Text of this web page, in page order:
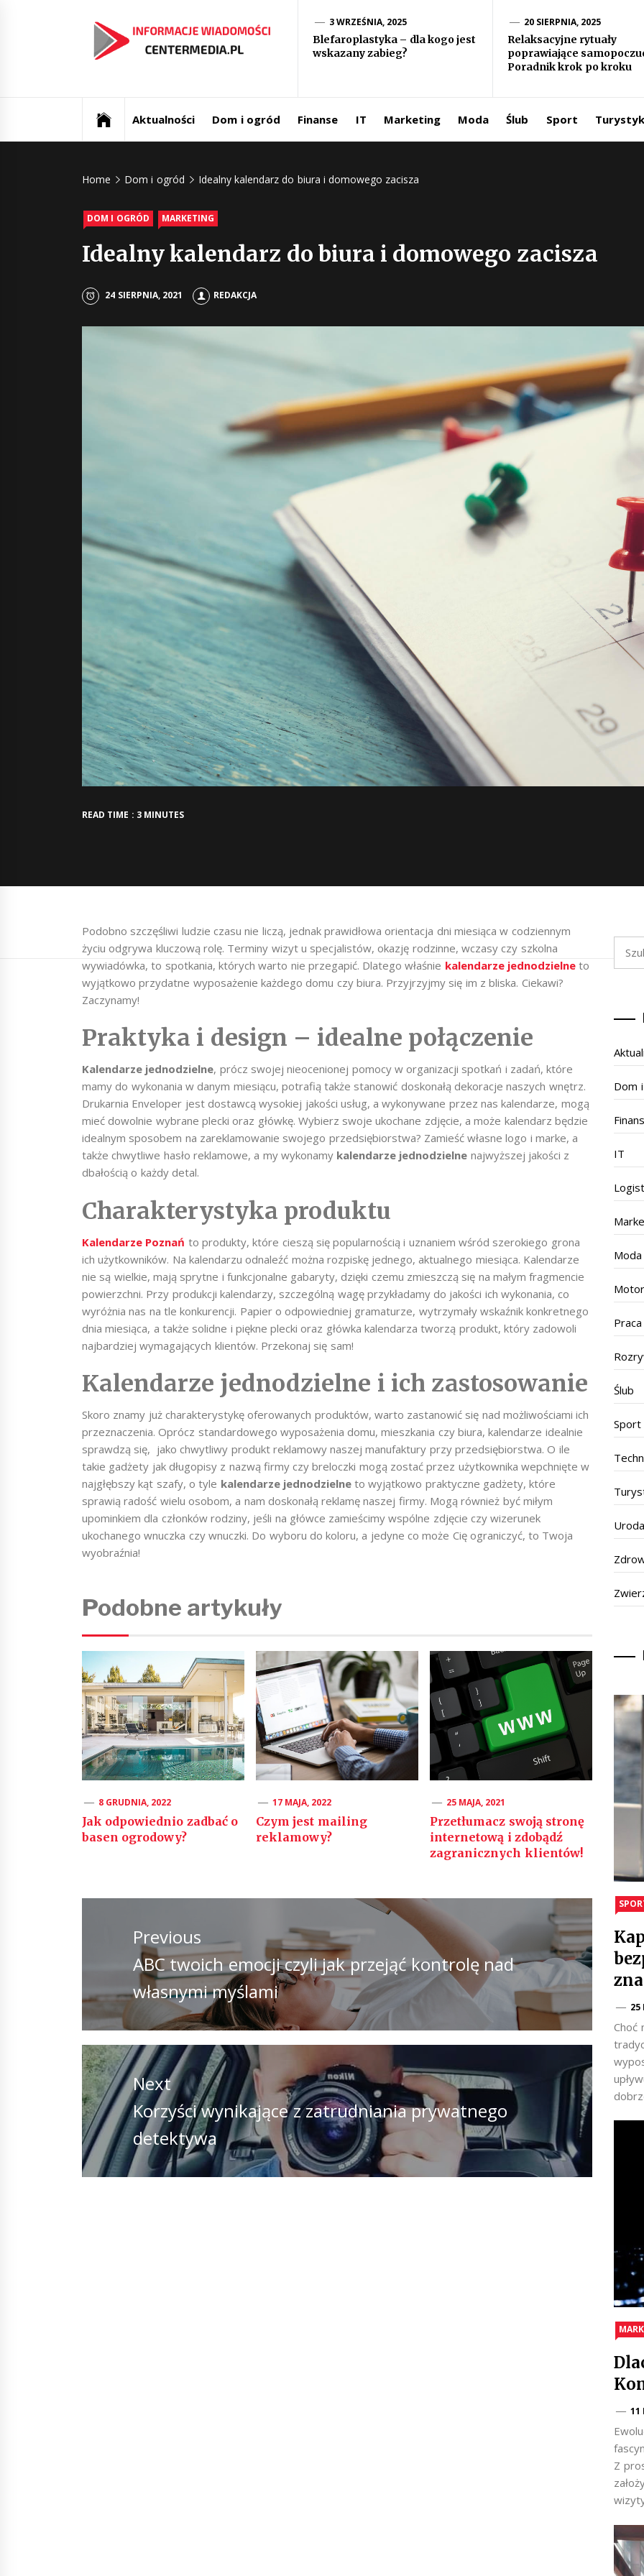
Informacje ze
świata
Centermedia.pl
3 WRZEŚNIA, 2025
Blefaroplastyka – dla kogo jest
wskazany zabieg?
20 SIERPNIA, 2025
Relaksacyjne rytuały
poprawiające
Poradnik krok po kroku
Aktualności Dom i ogród Finanse IT Marketing Moda Ślub Sport
Home Dom i ogród Idealny kalendarz do biura i domowego zacisza
DOM I OGRÓD MARKETING
Idealny kalendarz do biura i domowego zacisza
24 SIERPNIA, 2021 REDAKCJA
READ TIME : 3 MINUTES
Podobno szczęśliwi ludzie czasu nie liczą, jednak prawidłowa orientacja dni miesiąca w codziennym
życiu odgrywa kluczową rolę. Terminy wizyt u specjalistów, okazję rodzinne, wczasy czy szkolna
wywiadówka, to spotkania, których warto nie przegapić. Dlatego właśnie kalendarze jednodzielne to
wyjątkowo przydatne wyposażenie każdego domu czy biura. Przyjrzyjmy się im z bliska. Ciekawi?
Zaczynamy!
Praktyka i design – idealne połączenie
Kalendarze jednodzielne, prócz swojej nieocenionej pomocy w organizacji spotkań i zadań, które
mamy do wykonania w danym miesiącu, potrafią także stanowić doskonałą dekoracje naszych wnętrz.
Drukarnia Enveloper jest dostawcą wysokiej jakości usług, a wykonywane przez nas kalendarze, mogą
mieć dowolnie wybrane plecki oraz główkę. Wybierz swoje ukochane zdjęcie, a może kalendarz będzie
idealnym sposobem na zareklamowanie swojego przedsiębiorstwa? Zamieść własne logo i marke, a
także chwytliwe hasło reklamowe, a my wykonamy kalendarze jednodzielne najwyższej jakości z
dbałością o każdy detal.
Charakterystyka produktu
Kalendarze Poznań to produkty, które cieszą się popularnością i uznaniem wśród szerokiego grona
ich użytkowników. Na kalendarzu odnaleźć można rozpiskę jednego, aktualnego miesiąca. Kalendarze
nie są wielkie, mają sprytne i funkcjonalne gabaryty, dzięki czemu zmieszczą się na małym fragmencie
powierzchni. Przy produkcji kalendarzy, szczególną wagę przykładamy do jakości ich wykonania, co
wyróżnia nas na tle konkurencji. Papier o odpowiedniej gramaturze, wytrzymały wskaźnik konkretnego
dnia miesiąca, a także solidne i piękne plecki oraz główka kalendarza tworzą produkt, który zadowoli
najbardziej wymagających klientów. Przekonaj się sam!
Kalendarze jednodzielne i ich zastosowanie
Skoro znamy już charakterystykę oferowanych produktów, warto zastanowić się nad możliwościami ich
przeznaczenia. Oprócz standardowego wyposażenia domu, mieszkania czy biura, kalendarze idealnie
sprawdzą się, jako chwytliwy produkt reklamowy naszej manufaktury przy przedsiębiorstwa. O ile
takie gadżety jak długopisy z nazwą firmy czy breloczki mogą zostać przez użytkownika wepchnięte w
najgłębszy kąt szafy, o tyle kalendarze jednodzielneto wyjątkowo praktyczne gadżety, które
sprawią radość wielu osobom, a nam doskonałą reklamę naszej firmy. Mogą również być miłym
upominkiem dla członków rodziny, jeśli na główce zamieścimy wspólne zdjęcie czy wizerunek
ukochanego wnuczka czy wnuczki. Do wyboru do koloru, a jedyne co może Cię ograniczyć, to Twoja
wyobraźnia!
Podobne artykuły
8 GRUDNIA, 2022
Jak odpowiednio zadbać o
basen ogrodowy?
17 MAJA, 2022
Czym jest mailing
reklamowy?
25 MAJA, 2021
Przetłumacz swoją stronę
internetową i zdobądź
zagranicznych klientów!
Nawigacja
wpisuPrevious
Previous
post:
ABC twoich emocji czyli jak przejąć kontrolę nad
własnymi myślami
Next
Next
post:
Korzyści wynikające z zatrudniania prywatnego
detektywa
Dom
IT
Moda
Praca
Ślub
Sport
25
Choć
11
Z